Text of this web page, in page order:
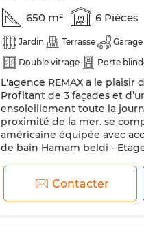
650 m² 6 Pièces
Jardin Terrasse Garage
Double vitrage
Porte
Machine à laver
Micro-
L'agence REMAX a le
Profitant de 3 façades et
ensoleillement toute la
proximité de la mer. se
américaine équipée avec
de bain Hamam beldi - Etage
Contacter